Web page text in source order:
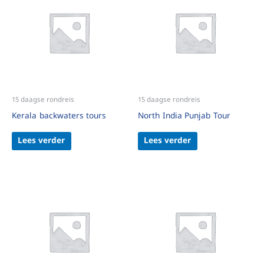
15 daagse rondreis
Kerala backwaters tours
Lees verder
15 daagse rondreis
North India Punjab Tour
Lees verder